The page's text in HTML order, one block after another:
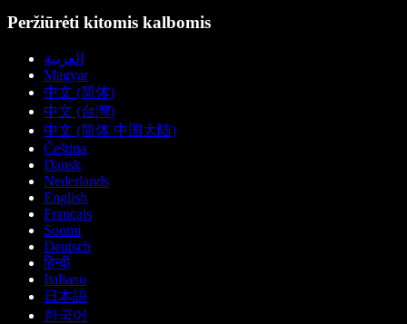
Peržiūrėti kitomis kalbomis
العربية
Magyar
中文 (简体)
中文 (台灣)
中文 (简体 中国大陆)
Čeština
Dansk
Nederlands
English
Français
Suomi
Deutsch
हिन्दी
Italiano
日本語
한국어